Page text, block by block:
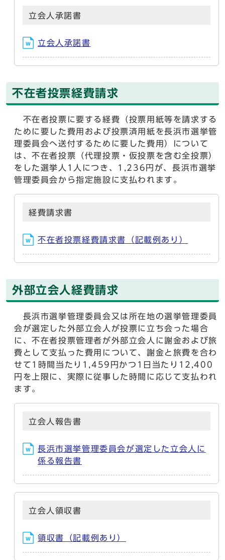
立会人承諾書
立会人承諾書
不在者投票経費請求
不在者投票に要する経費（投票用紙等を請求する
ために要した費用および投票済用紙を長浜市選挙管
理委員会へ送付するために要した費用）について
は、不在者投票（代理投票・仮投票を含む全投票）
をした選挙人1人につき、1,236円が、長浜市選挙
管理委員会から指定施設に支払われます。
経費請求書
不在者投票経費請求書（記載例あり）
外部立会人経費請求
長浜市選挙管理委員会又は所在地の選挙管理委員
会が選定した外部立会人が投票に立ち会った場合
に、不在者投票管理者が外部立会人に謝金および旅
費として支払った費用について、謝金と旅費を合わ
せて1時間当たり1,459円かつ1日当たり12,400
円を上限に、実際に従事した時間に応じて支払われ
ます。
立会人報告書
長浜市選挙管理委員会が選定した立会人に
係る報告書
立会人領収書
領収書（記載例あり）